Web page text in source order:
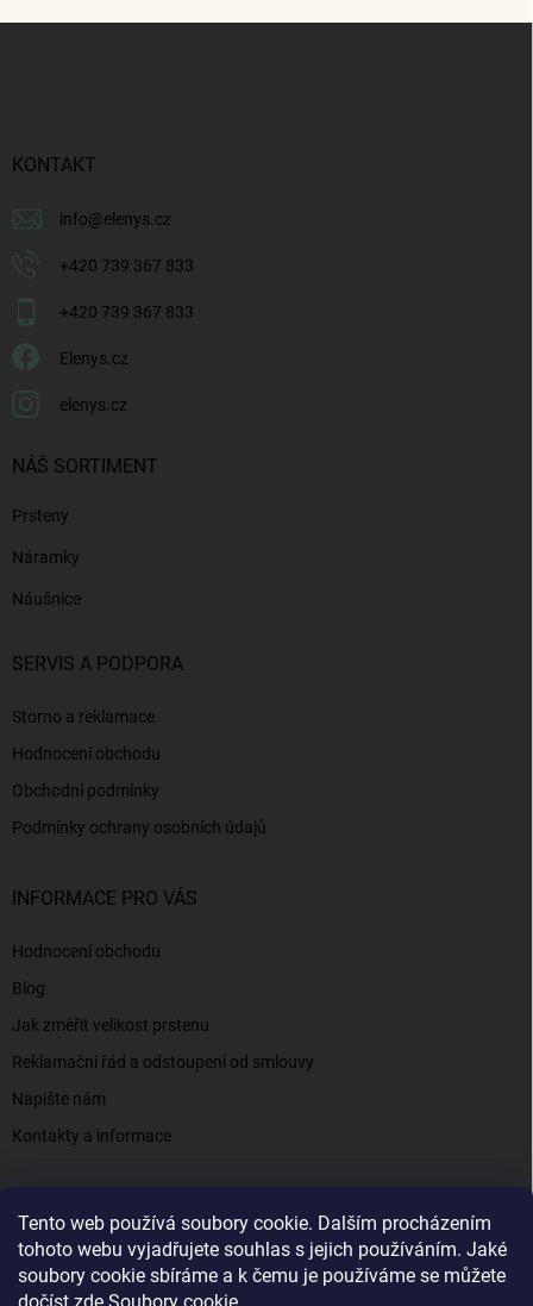
Tento web používá soubory cookie. Dalším procházením
tohoto webu vyjadřujete souhlas s jejich používáním. Jaké
soubory cookie sbíráme a k čemu je používáme se můžete
KONTAKT
info@elenys.cz
+420 739 367 833
+420 739 367 833
Elenys.cz
elenys.cz
NÁŠ SORTIMENT
Prsteny
Náramky
Náušnice
SERVIS A PODPORA
Storno a reklamace
Hodnocení obchodu
Obchodní podmínky
Podmínky ochrany osobních údajů
INFORMACE PRO VÁS
Hodnocení obchodu
Blog
Jak změřit velikost prstenu
Reklamační řád a odstoupení od smlouvy
Napište nám
Kontakty a informace
Elenys.cz - šperky, kterým věříte už od roku 2016